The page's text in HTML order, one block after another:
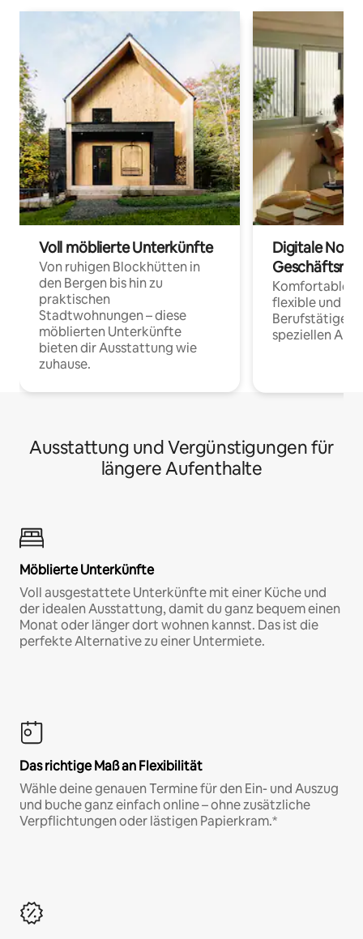
Voll möblierte Unterkünfte
Von ruhigen Blockhütten in
den Bergen bis hin zu
praktischen
Stadtwohnungen – diese
möblierten Unterkünfte
bieten dir Ausstattung wie
zuhause.
Digitale
Komfortable
flexible und
Berufstätige
speziellen
Ausstattung und Vergünstigungen für
längere Aufenthalte
Möblierte Unterkünfte
Voll ausgestattete Unterkünfte mit einer Küche und
der idealen Ausstattung, damit du ganz bequem einen
Monat oder länger dort wohnen kannst. Das ist die
perfekte Alternative zu einer Untermiete.
Das richtige Maß an Flexibilität
Wähle deine genauen Termine für den Ein- und Auszug
und buche ganz einfach online – ohne zusätzliche
Verpflichtungen oder lästigen Papierkram.*